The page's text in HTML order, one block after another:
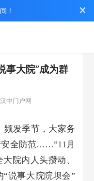
！
事大院”成为群
中门户网
频发季节，大家务
安全防范……”11月
院内人头攒动、
说事大院院坝会”